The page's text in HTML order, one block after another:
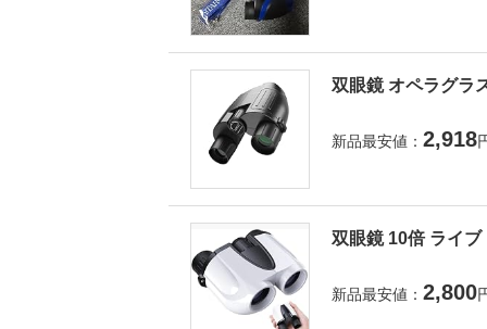
双眼鏡 オペラグラ
新品最安値： 2,918
双眼鏡 10倍 ライ
新品最安値： 2,800